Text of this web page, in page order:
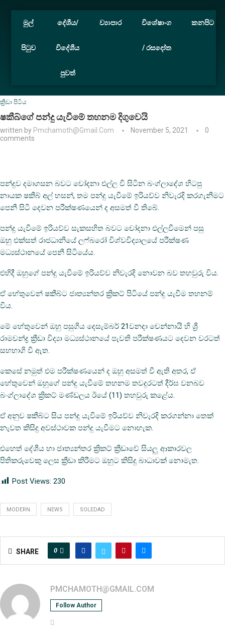
මුල්
පිටුව
දේශීය/
විදේශීය
පුවත්
ව්‍යාපාර විශේෂාංග
/ රසදෝත
කනපිට
ක්‍රීඩා පිටිය
ෂකීබ්ගේ පන්දු යැවීමේ තහනම දිගුවෙයි
written by Pmchamoth@gmail.com November 5, 2021
0
comments
පන්දුව දමාගසන බවට චෝදනා එල්ල වී සිටින බංග්ලාදේශ හිටපු
නායක ෂකීබ් අල් හසන්, තම පන්දු යැවීමේ ඉරියව්ව නිවැරදි කරගැනීමට
පෙනී සිටි දෙවන පරීක්ෂණයෙන් ද අසමත් වී තිබේ.
පන්දු යැවීමේ ඉරියව්ව සැකසහිත බවට චෝදනා එල්ලවීමෙන් පසු
ඔහු එක්සත් රාජධානියේ ලෆ්බරෝ විශ්වවිද්‍යාලයේ පරීක්ෂණ
මධ්‍යස්ථානයේ පෙනී සිටියේය.
එහිදී ඔහුගේ පන්දු යැවීමේ ඉරියව්ව නිවැරදි නොවන බව තහවුරු විය.
ඒ හේතුවෙන් ෂකීබ්ට ජාත්‍යන්තර ක්‍රිකට් පිටියේ පන්දු යැවීම තහනම්
විය.
මේ හේතුවෙන් ඔහු පසුගිය දෙසැම්බර් 21වනදා චෙන්නායි හි ශ්‍රී
රාමචන්ද්‍ර ක්‍රීඩා විද්‍යා මධ්‍යස්ථානයේ පැවති පරීක්ෂණයට දෙවන වරටත්
සහභාගි වී ඇත.
කෙසේ නමුත් එම පරීක්ෂණයෙන් ද ඔහු අසමත් වී ඇති අතර, ඒ
හේතුවෙන් ඔහුගේ පන්දු යැවීමේ තහනම තවදුරටත් දීර්ඝ වනබව
බංග්ලාදේශ ක්‍රිකට් මණ්ඩලය ඊයේ (11) තහවුරු කළේය.
ඒ අනුව ෂකීබ්ට සිය පන්දු යැවීමේ ඉරියව්ව නිවැරදි කරගන්නා තෙක්
නැවත කිසිදු අවස්ථාවක පන්දු යැවීමට නොහැක.
එහෙත් දේශීය හා ජාත්‍යන්තර ක්‍රිකට් ක්‍රීඩාවේ සියලු ආකාරවල
පිතිකරුවෙකු ලෙස ක්‍රීඩා කිරීමට ඔහුට කිසිදු බාධාවක් නොමැත.
Post Views: 230
MODERN NEWS SOLEDAD
SHARE 0
PMCHAMOTH@GMAIL.COM
Follow Author